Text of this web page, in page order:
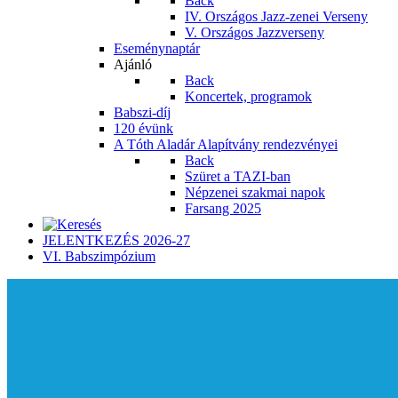
IV. Országos Jazz-zenei Verseny
V. Országos Jazzverseny
Eseménynaptár
Ajánló
Back
Koncertek, programok
Babszi-díj
120 évünk
A Tóth Aladár Alapítvány rendezvényei
Back
Szüret a TAZI-ban
Népzenei szakmai napok
Farsang 2025
JELENTKEZÉS 2026-27
VI. Babszimpózium